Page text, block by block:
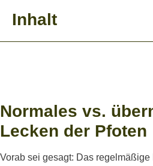
Inhalt
Normales vs.
Lecken der Pfoten
Vorab sei gesagt: Das